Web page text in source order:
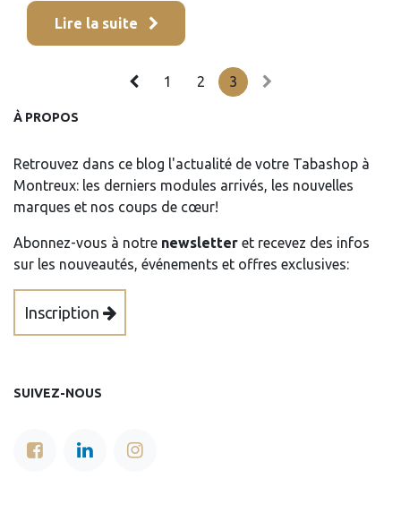
Lire la suite
1 2 3
À PROPOS
Retrouvez dans ce blog l'actualité de votre Tabashop à
Montreux: les derniers modules arrivés, les nouvelles
marques et nos coups de cœur!
Abonnez-vous à notre newsletter et recevez des infos
sur les nouveautés, événements et offres exclusives:
Inscription
SUIVEZ-NOUS